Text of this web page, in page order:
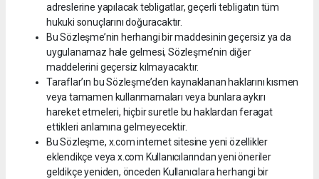
adreslerine yapılacak tebligatlar, geçerli tebligatın tüm
hukuki sonuçlarını doğuracaktır.
Bu Sözleşme’nin herhangi bir maddesinin geçersiz ya da
uygulanamaz hale gelmesi, Sözleşme’nin diğer
maddelerini geçersiz kılmayacaktır.
Taraflar’ın bu Sözleşme’den kaynaklanan haklarını kısmen
veya tamamen kullanmamaları veya bunlara aykırı
hareket etmeleri, hiçbir suretle bu haklardan feragat
ettikleri anlamına gelmeyecektir.
Bu Sözleşme, x.com internet sitesine yeni özellikler
eklendikçe veya x.com Kullanıcılarından yeni öneriler
geldikçe yeniden, önceden Kullanıcılara herhangi bir